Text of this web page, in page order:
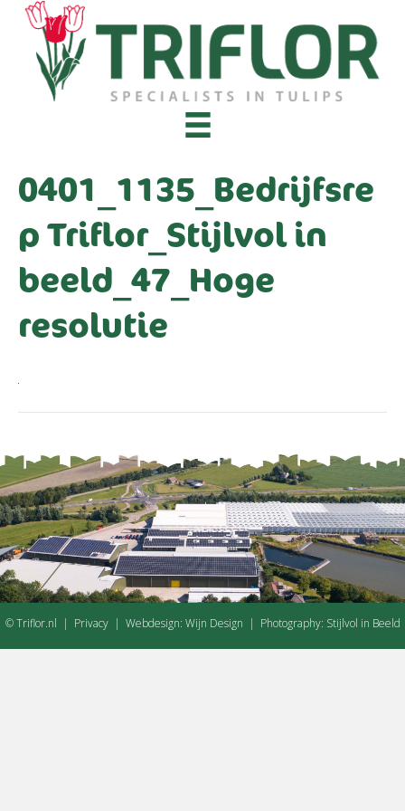
0401_1135_Bedrijfsre
p Triflor_Stijlvol in
beeld_47_Hoge
resolutie
© Triflor.nl | Privacy| Webdesign: Wijn Design | Photography: Stijlvol in Beeld